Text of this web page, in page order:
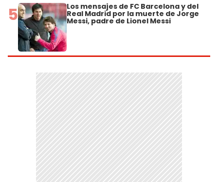
5 Los mensajes de FC Barcelona y del
Real Madrid por la muerte de Jorge
Messi, padre de Lionel Messi